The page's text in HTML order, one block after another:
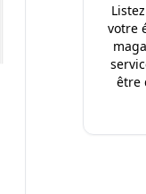
votre
être